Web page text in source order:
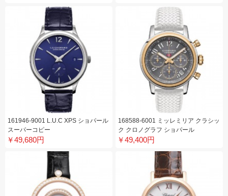
161946-9001 L.U.C XPS ショパール
スーパーコピー
￥49,680円
168588-6001 ミッレミリア クラシッ
ク クロノグラフ ショパール
￥49,400円